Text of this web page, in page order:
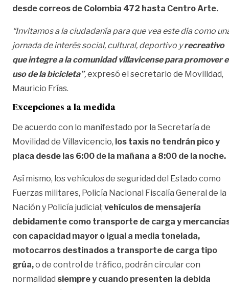
desde correos de Colombia 472 hasta Centro Arte.
“Invitamos a la ciudadanía para que vea este día como
jornada de interés social, cultural, deportivo yrecreativo
que integre a la comunidad villavicense para promover
uso de la bicicleta”,expresó el secretario de Movilidad,
Mauricio Frías.
Excepciones a la medida
De acuerdo con lo manifestado por la Secretaría de
Movilidad de Villavicencio, los taxis no tendrán pico y
placa desde las 6:00 de la mañana a 8:00 de la noche.
Así mismo, los vehículos de seguridad del Estado como
Fuerzas militares, Policía Nacional Fiscalía General de la
Nación y Policía judicial; vehículos de mensajería
debidamente como transporte de carga y
con capacidad mayor o igual a media tonelada,
motocarros destinados a transporte de carga tipo
grúa,o de control de tráfico, podrán circular con
normalidad siempre y cuando presenten la debida